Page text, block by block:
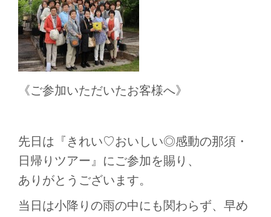
《ご参加いただいたお客様へ》
先日は『きれい♡おいしい◎感動の那須・
日帰りツアー』にご参加を賜り、
ありがとうございます。
当日は小降りの雨の中にも関わらず、早め